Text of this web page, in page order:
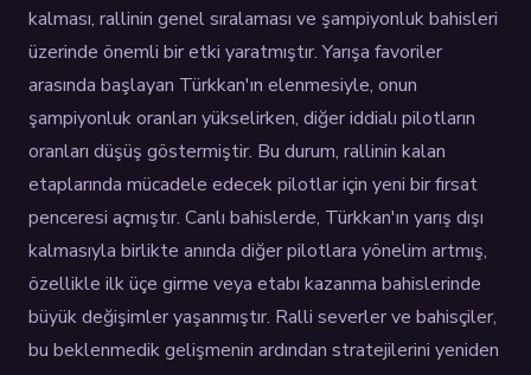
kalması, rallinin genel sıralaması ve şampiyonluk bahisleri
üzerinde önemli bir etki yaratmıştır. Yarışa favoriler
arasında başlayan Türkkan'ın elenmesiyle, onun
şampiyonluk oranları yükselirken, diğer iddialı pilotların
oranları düşüş göstermiştir. Bu durum, rallinin kalan
etaplarında mücadele edecek pilotlar için yeni bir fırsat
penceresi açmıştır. Canlı bahislerde, Türkkan'ın yarış dışı
kalmasıyla birlikte anında diğer pilotlara yönelim artmış,
özellikle ilk üçe girme veya etabı kazanma bahislerinde
büyük değişimler yaşanmıştır. Ralli severler ve bahisçiler,
bu beklenmedik gelişmenin ardından stratejilerini yeniden